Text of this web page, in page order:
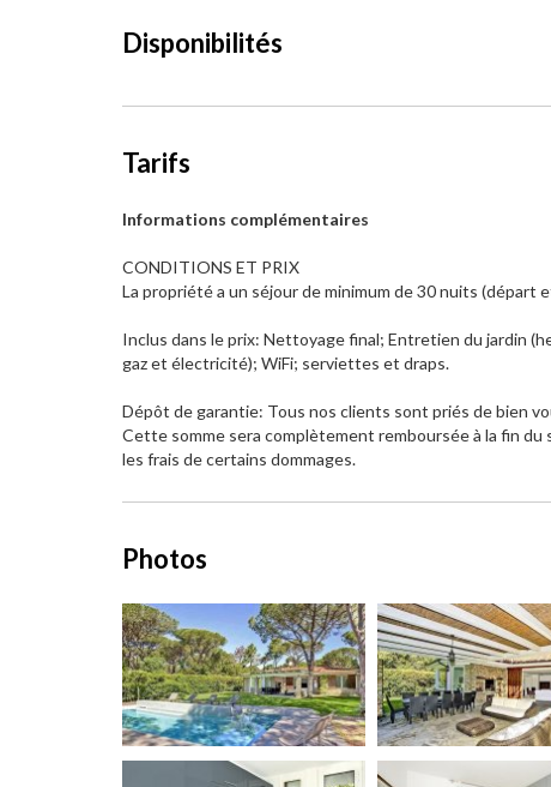
Disponibilités
Tarifs
Informations complémentaires
CONDITIONS ET PRIX
La propriété a un séjour de minimum de 30 nuits (départ
Inclus dans le prix: Nettoyage final; Entretien du jardin
gaz et électricité); WiFi; serviettes et draps.
Dépôt de garantie: Tous nos clients sont priés de bien
Cette somme sera complètement remboursée à la fin
les frais de certains dommages.
Photos